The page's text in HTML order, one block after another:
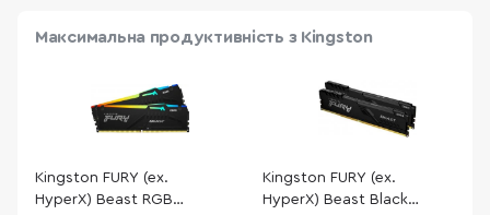
Максимальна продуктивність з Kingston
Kingston FURY (ex.
HyperX) Beast RGB
Kingston FURY (ex.
HyperX) Beast Black